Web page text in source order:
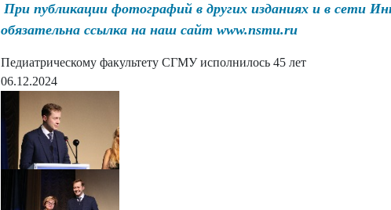
При публикации фотографий в других изданиях и в сети
обязательна ссылка на наш сайт www.nsmu.ru
Педиатрическому факультету СГМУ исполнилось 45 лет
06.12.2024